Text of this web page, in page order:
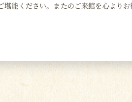
堪能ください。またのご来館を心より